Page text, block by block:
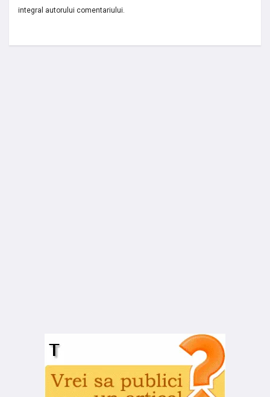
integral autorului comentariului.